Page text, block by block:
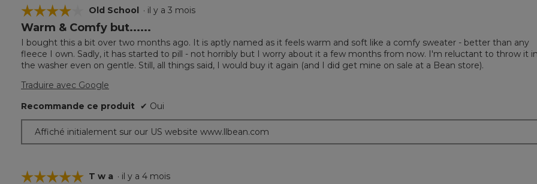
☆☆☆☆☆
☆☆☆☆☆
4
sur
5.
Old School · il y a 3 mois
Warm & Comfy but......
I bought this a bit over two months ago. It is aptly named as it feels warm and soft like a comfy sweater - better than any
fleece I own. Sadly, it has started to pill - not horribly but I worry about it a few months from now. I'm reluctant to throw it
the washer even on gentle. Still, all things said, I would buy it again (and I did get mine on sale at a Bean store).
Traduire avec Google
Recommande ce produit ✔ Oui
Affiché initialement sur our US website www.llbean.com
☆☆☆☆☆
☆☆☆☆☆ T w a · il y a 4 mois